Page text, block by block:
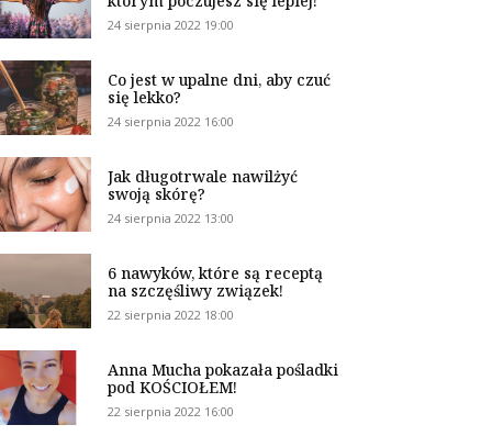
24 sierpnia 2022 19:00
Co jest w upalne dni, aby czuć
się lekko?
24 sierpnia 2022 16:00
Jak długotrwale nawilżyć
swoją skórę?
24 sierpnia 2022 13:00
6 nawyków, które są receptą
na szczęśliwy związek!
22 sierpnia 2022 18:00
Anna Mucha pokazała pośladki
pod KOŚCIOŁEM!
22 sierpnia 2022 16:00